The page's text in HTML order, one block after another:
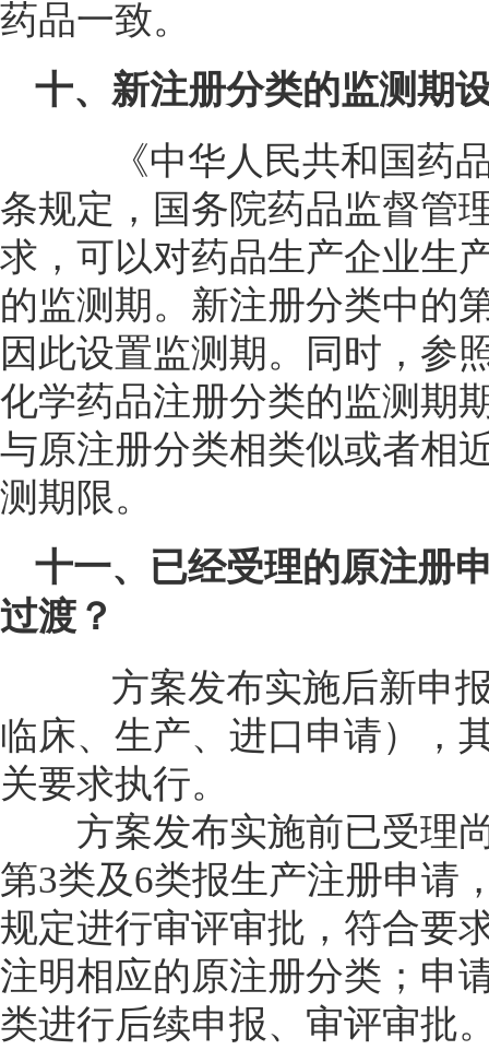
药品一致。
十、新注册分类的监测期
《中华人民共和国药品
条规定，国务院药品监督管
求，可以对药品生产企业生
的监测期。新注册分类中的
因此设置监测期。同时，参
化学药品注册分类的监测期
与原注册分类相类似或者相
测期限。
十一、已经受理的原注册
过渡？
方案发布实施后新申报
临床、生产、进口申请），
关要求执行。
方案发布实施前已受理尚
第3类及6类报生产注册申请
规定进行审评审批，符合要
注明相应的原注册分类；申
类进行后续申报、审评审批